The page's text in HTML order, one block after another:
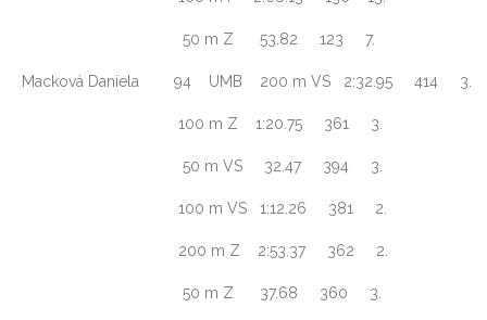
50 m Z 53.82 123 7.
Macková Daniela 94 UMB 200 m VS 2:32.95 414 3.
100 m Z 1:20.75 361 3.
50 m VS 32.47 394 3.
100 m VS 1:12.26 381 2.
200 m Z 2:53.37 362 2.
50 m Z 37.68 360 3.